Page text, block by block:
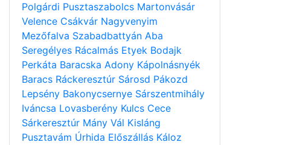
Polgárdi Pusztaszabolcs Martonvásár
Velence Csákvár Nagyvenyim
Mezőfalva Szabadbattyán Aba
Seregélyes Rácalmás Etyek Bodajk
Perkáta Baracska Adony Kápolnásnyék
Baracs Ráckeresztúr Sárosd Pákozd
Lepsény Bakonycsernye Sárszentmihály
Iváncsa Lovasberény Kulcs Cece
Sárkeresztúr Mány Vál Kisláng
Pusztavám Úrhida Előszállás Káloz